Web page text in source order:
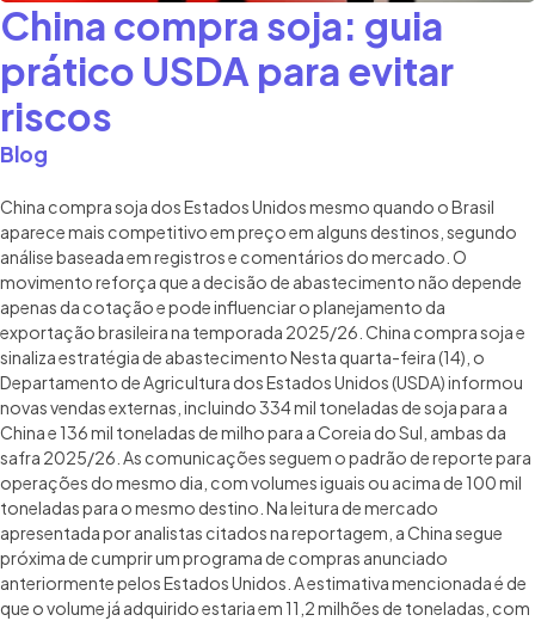
China compra soja: guia
prático USDA para evitar
riscos
Blog
China compra soja dos Estados Unidos mesmo quando o Brasil
aparece mais competitivo em preço em alguns destinos, segundo
análise baseada em registros e comentários do mercado. O
movimento reforça que a decisão de abastecimento não depende
apenas da cotação e pode influenciar o planejamento da
exportação brasileira na temporada 2025/26. China compra soja e
sinaliza estratégia de abastecimento Nesta quarta-feira (14), o
Departamento de Agricultura dos Estados Unidos (USDA) informou
novas vendas externas, incluindo 334 mil toneladas de soja para a
China e 136 mil toneladas de milho para a Coreia do Sul, ambas da
safra 2025/26. As comunicações seguem o padrão de reporte para
operações do mesmo dia, com volumes iguais ou acima de 100 mil
toneladas para o mesmo destino. Na leitura de mercado
apresentada por analistas citados na reportagem, a China segue
próxima de cumprir um programa de compras anunciado
anteriormente pelos Estados Unidos. A estimativa mencionada é de
que o volume já adquirido estaria em 11,2 milhões de toneladas, com